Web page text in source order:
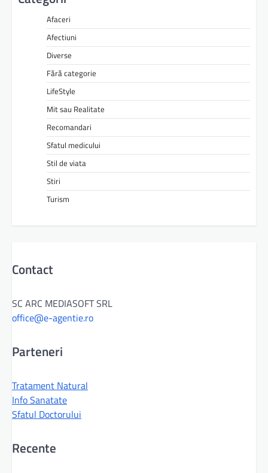
Afaceri
Afectiuni
Diverse
Fără categorie
LifeStyle
Mit sau Realitate
Recomandari
Sfatul medicului
Stil de viata
Stiri
Turism
Contact
SC ARC MEDIASOFT SRL
office@e-agentie.ro
Parteneri
Tratament Natural
Info Sanatate
Sfatul Doctorului
Recente